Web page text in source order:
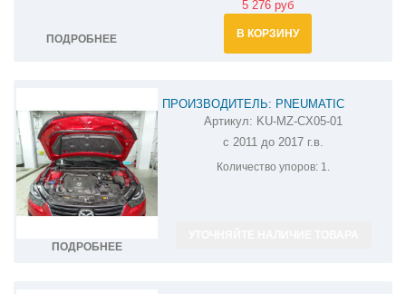
ПОДРОБНЕЕ
5 276 руб
В КОРЗИНУ
ПОДРОБНЕЕ
ПРОИЗВОДИТЕЛЬ: PNEUMATIC
АМОРТИЗАТОР (УПОР) КАПОТА НА MAZDA
CX-5 KU-MZ-CX05-01
Артикул: KU-MZ-CX05-01
с 2011 до 2017 г.в.
Количество упоров: 1.